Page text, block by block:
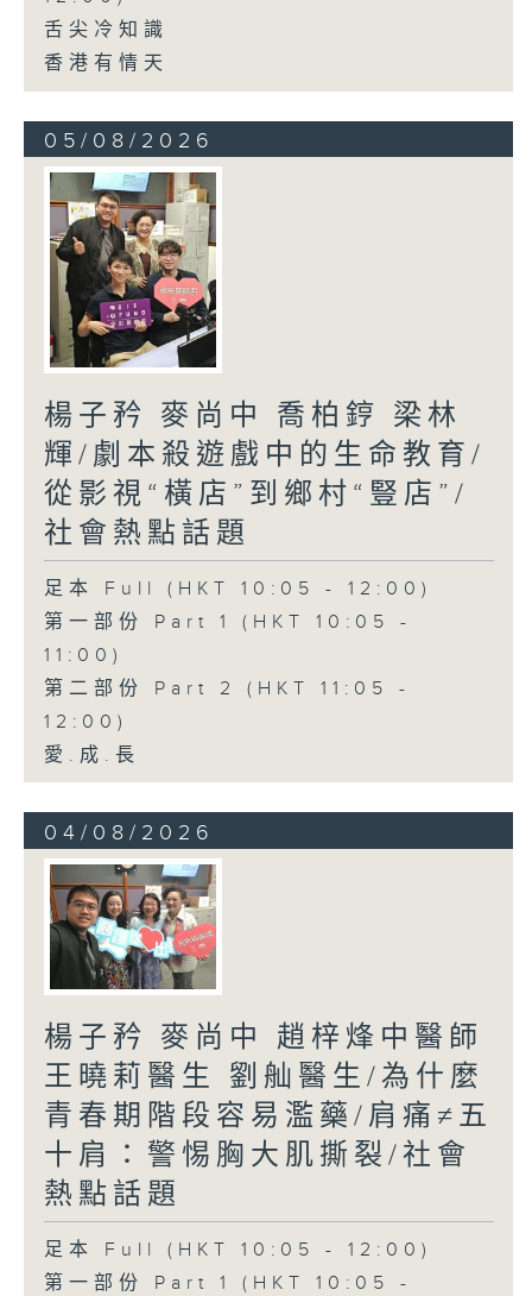
舌尖冷知識
香港有情天
05/08/2026
楊子矜 麥尚中 喬柏𨧤 梁林
輝/劇本殺遊戲中的生命教育/
從影視“橫店”到鄉村“豎店”/
社會熱點話題
足本 Full (HKT 10:05 - 12:00)
第一部份 Part 1 (HKT 10:05 -
11:00)
第二部份 Part 2 (HKT 11:05 -
12:00)
愛.成.長
04/08/2026
楊子矜 麥尚中 趙梓烽中醫師
王曉莉醫生 劉舢醫生/為什麼
青春期階段容易濫藥/肩痛≠五
十肩：警惕胸大肌撕裂/社會
熱點話題
足本 Full (HKT 10:05 - 12:00)
第一部份 Part 1 (HKT 10:05 -